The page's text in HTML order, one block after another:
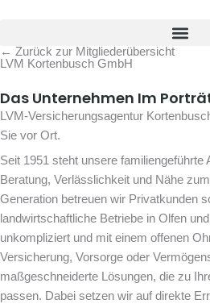
springen
← Zurück zur Mitgliederübersicht
LVM Kortenbusch GmbH
Das Unternehmen Im
LVM-Versicherungsagentur
Sie vor Ort.
Seit 1951 steht unsere familiengeführte
Beratung, Verlässlichkeit und Nähe
Generation betreuen wir Privatkunden
landwirtschaftliche Betriebe in Olfen
unkompliziert und mit einem offenen
Versicherung, Vorsorge oder
maßgeschneiderte Lösungen, die zu
passen. Dabei setzen wir auf direkte